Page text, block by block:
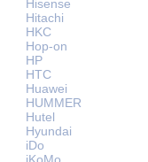
Hisense
Hitachi
HKC
Hop-on
HP
HTC
Huawei
HUMMER
Hutel
Hyundai
iDo